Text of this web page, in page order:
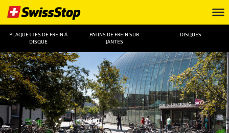
PLAQUETTES DE FREIN À
DISQUE
PATINS DE FREIN SUR
JANTES
DISQUES